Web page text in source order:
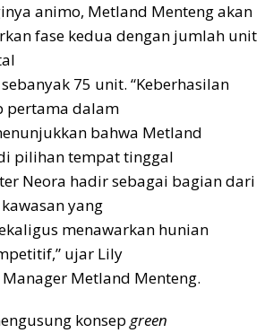
animo, Metland Menteng akan
fase kedua dengan jumlah unit
75 unit. “Keberhasilan
pertama dalam
bahwa Metland
pilihan tempat tinggal
Neora hadir sebagai bagian dari
yang
menawarkan hunian
ujar Lily
Metland Menteng.
konsep green